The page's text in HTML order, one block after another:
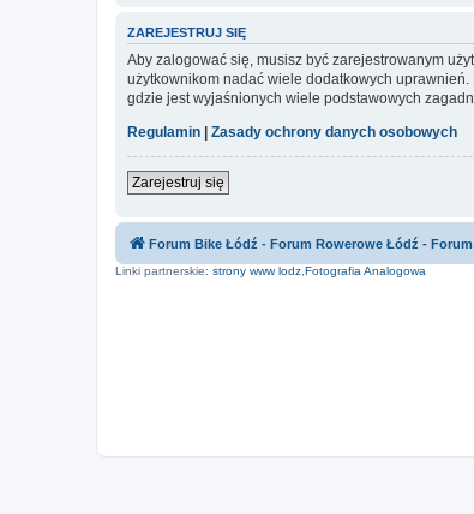
ZAREJESTRUJ SIĘ
Aby zalogować się, musisz być zarejestrowanym
użytkownikom nadać wiele dodatkowych
gdzie jest wyjaśnionych wiele podstawowych
Regulamin
Zasady ochrony danych osobowych
Zarejestruj się
Forum Bike Łódź - Forum Rowerowe Łódź -
Linki partnerskie: strony www lodz,Fotografia Analogowa